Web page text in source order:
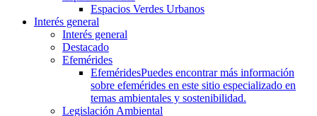
Espacios Verdes Urbanos
Interés general
Interés general
Destacado
Efemérides
EfeméridesPuedes encontrar más información
sobre efemérides en este sitio especializado en
temas ambientales y sostenibilidad.
Legislación Ambiental